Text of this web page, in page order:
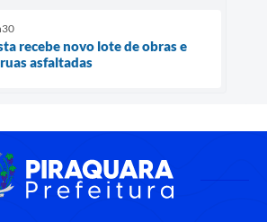
recebe novo lote de obras e
asfaltadas